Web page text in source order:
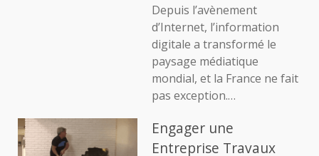
Depuis l’avènement
d’Internet, l’information
digitale a transformé le
paysage médiatique
mondial, et la France ne fait
pas exception.…
Engager une
Entreprise Travaux